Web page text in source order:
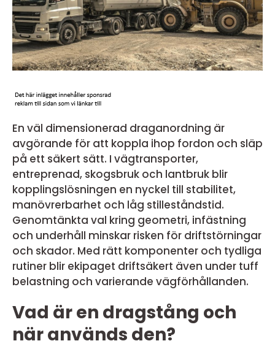
En väl dimensionerad draganordning är
avgörande för att koppla ihop fordon och släp
på ett säkert sätt. I vägtransporter,
entreprenad, skogsbruk och lantbruk blir
kopplingslösningen en nyckel till stabilitet,
manövrerbarhet och låg stilleståndstid.
Genomtänkta val kring geometri, infästning
och underhåll minskar risken för driftstörningar
och skador. Med rätt komponenter och tydliga
rutiner blir ekipaget driftsäkert även under tuff
belastning och varierande vägförhållanden.
Vad är en dragstång och
när används den?